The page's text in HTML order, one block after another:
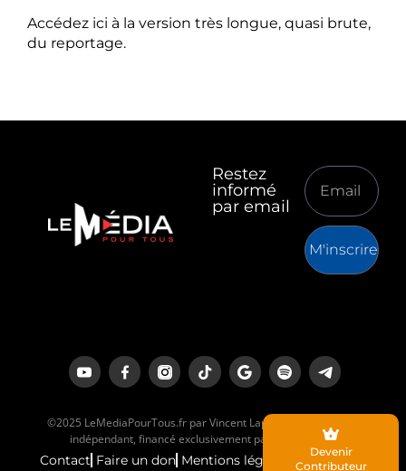
Accédez ici à la version très longue, quasi brute,
du reportage.
Restez
informé
par email
M'inscrire
©2025 LeMediaPourTous.fr par Vincent Lapierre est un média
indépendant, financé exclusivement par ses lecteurs.
Contact Faire un don Mentions légales
Devenir
Contributeur